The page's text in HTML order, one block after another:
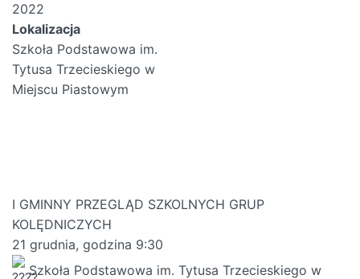
2022
Lokalizacja
Szkoła Podstawowa im.
Tytusa Trzecieskiego w
Miejscu Piastowym
I GMINNY PRZEGLĄD SZKOLNYCH GRUP
KOLĘDNICZYCH
21 grudnia, godzina 9:30
Szkoła Podstawowa im. Tytusa Trzecieskiego w